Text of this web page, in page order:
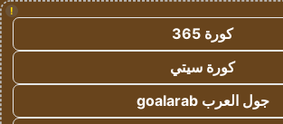
!
كورة 365
كورة سيتي
جول العرب goalarab